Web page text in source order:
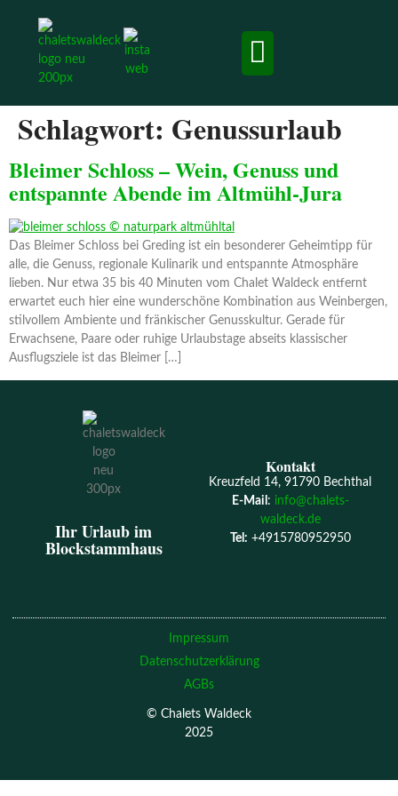
Schlagwort: Genussurlaub
Bleimer Schloss – Wein, Genuss und
entspannte Abende im Altmühl-Jura
Das Bleimer Schloss bei Greding ist ein besonderer Geheimtipp für
alle, die Genuss, regionale Kulinarik und entspannte Atmosphäre
lieben. Nur etwa 35 bis 40 Minuten vom Chalet Waldeck entfernt
erwartet euch hier eine wunderschöne Kombination aus Weinbergen,
stilvollem Ambiente und fränkischer Genusskultur. Gerade für
Erwachsene, Paare oder ruhige Urlaubstage abseits klassischer
Ausflugsziele ist das Bleimer […]
Ihr Urlaub im
Blockstammhaus
Kontakt
Kreuzfeld 14, 91790 Bechthal
E-Mail : info@chalets-
waldeck.de
Tel: +4915780952950
Impressum
Datenschutzerklärung
AGBs
© Chalets Waldeck
2025